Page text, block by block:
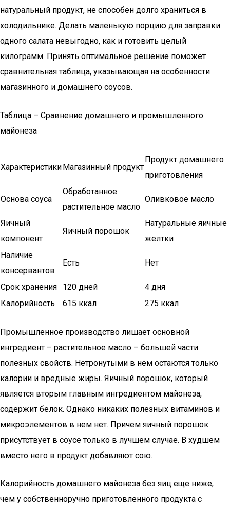
натуральный продукт, не способен долго храниться в
холодильнике. Делать маленькую порцию для заправки
одного салата невыгодно, как и готовить целый
килограмм. Принять оптимальное решение поможет
сравнительная таблица, указывающая на особенности
магазинного и домашнего соусов.
Таблица – Сравнение домашнего и промышленного
майонеза
ХарактеристикиМагазинный продукт
Продукт домашнего
приготовления
Основа соуса
Обработанное
растительное масло
Оливковое масло
Яичный
компонент
Яичный порошок
Натуральные яичные
желтки
Наличие
консервантов
Есть Нет
Срок хранения 120 дней
4 дня
Калорийность
615 ккал 275 ккал
Промышленное производство лишает основной
ингредиент – растительное масло – большей части
полезных свойств. Нетронутыми в нем остаются только
калории и вредные жиры. Яичный порошок, который
является вторым главным ингредиентом майонеза,
содержит белок. Однако никаких полезных витаминов и
микроэлементов в нем нет. Причем яичный порошок
присутствует в соусе только в лучшем случае. В худшем
вместо него в продукт добавляют сою.
Калорийность домашнего майонеза без яиц еще ниже,
чем у собственноручно приготовленного продукта с